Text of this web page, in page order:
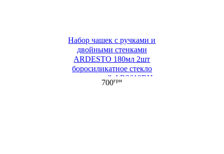
Набор чашек с ручками и
двойными стенками
ARDESTO 180мл 2шт
боросиликатное стекло
прозрачный AR2618BH
700грн